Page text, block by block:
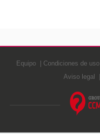
Equipo Condiciones de uso
Aviso legal